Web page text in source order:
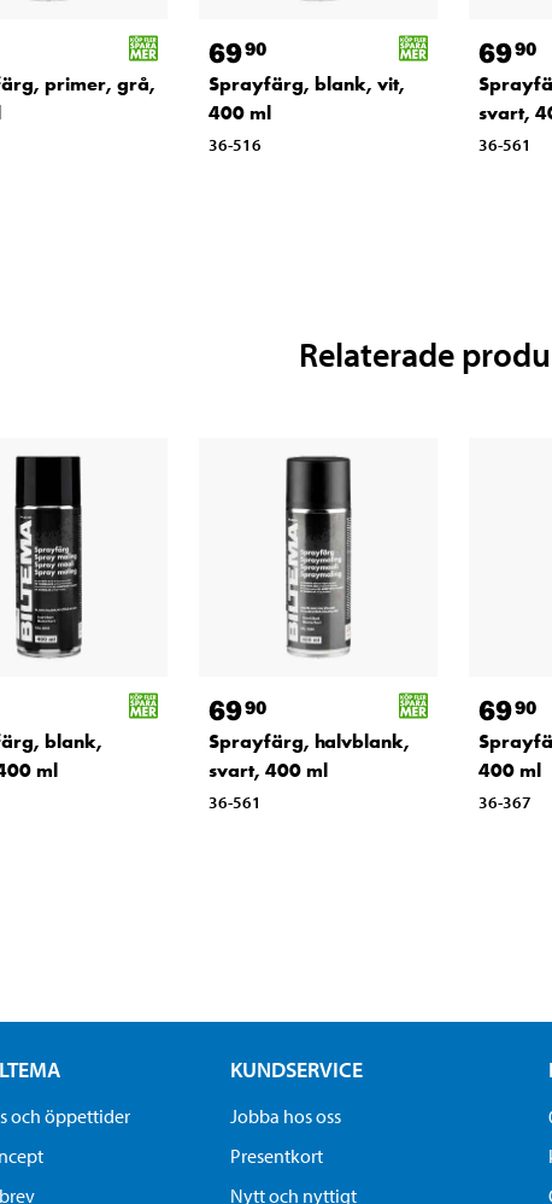
primer, grå,
6990
Sprayfärg, blank, vit,
400 ml
36-516
6990
svart,
36-561
Relaterade
blank,
ml
6990
Sprayfärg, halvblank,
svart, 400 ml
36-561
6990
400 ml
36-367
och öppettider
KUNDSERVICE
Jobba hos oss
Presentkort
Nytt och nyttigt